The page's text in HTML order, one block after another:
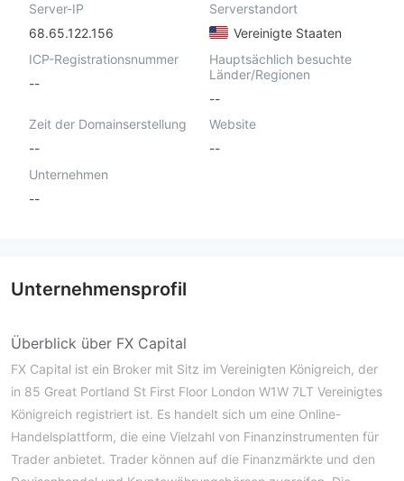
Server-IP
68.65.122.156
Serverstandort
Vereinigte Staaten
ICP-Registrationsnummer
--
Hauptsächlich besuchte
Länder/Regionen
--
Zeit der Domainserstellung
--
Website
--
Unternehmen
--
Unternehmensprofil
Überblick über FX Capital
FX Capital ist ein Broker mit Sitz im Vereinigten Königreich, der
in 85 Great Portland St First Floor London W1W 7LT Vereinigtes
Königreich registriert ist. Es handelt sich um eine Online-
Handelsplattform, die eine Vielzahl von Finanzinstrumenten für
Trader anbietet. Trader können auf die Finanzmärkte und den